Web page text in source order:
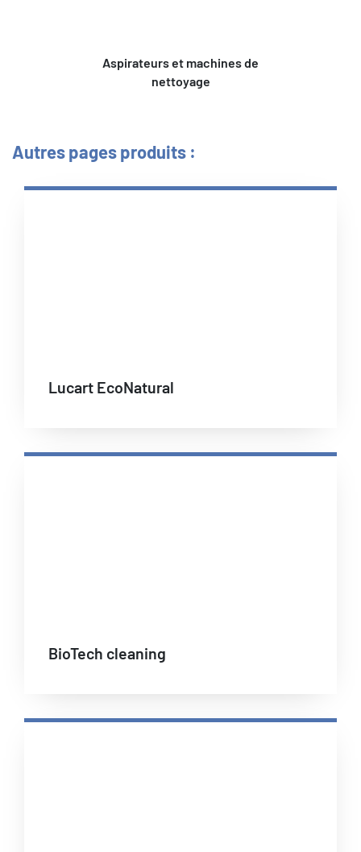
Aspirateurs et machines de
nettoyage
Autres pages produits :
Lucart EcoNatural
BioTech cleaning